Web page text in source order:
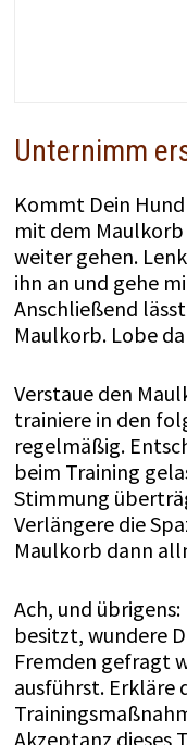
Unternimm
Kommt Dein
mit dem
weiter gehen.
ihn an und gehe
Anschließend
Maulkorb. Lobe
Verstaue den
trainiere in den
regelmäßig.
beim Training
Stimmung
Verlängere die
Maulkorb dann
Ach, und übrigens:
besitzt, wundere
Fremden gefragt
ausführst. Erkläre
Akzeptanz dieses